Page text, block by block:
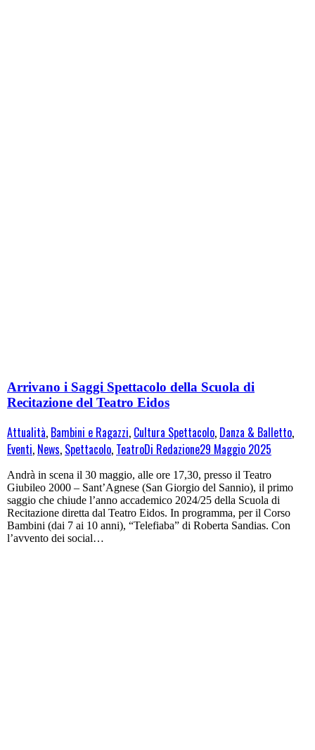
Arrivano i Saggi Spettacolo della Scuola di
Recitazione del Teatro Eidos
Attualità, Bambini e Ragazzi, Cultura Spettacolo, Danza & Balletto,
Eventi, News, Spettacolo, TeatroDi Redazione29 Maggio 2025
Andrà in scena il 30 maggio, alle ore 17,30, presso il Teatro
Giubileo 2000 – Sant’Agnese (San Giorgio del Sannio), il primo
saggio che chiude l’anno accademico 2024/25 della Scuola di
Recitazione diretta dal Teatro Eidos. In programma, per il Corso
Bambini (dai 7 ai 10 anni), “Telefiaba” di Roberta Sandias. Con
l’avvento dei social…